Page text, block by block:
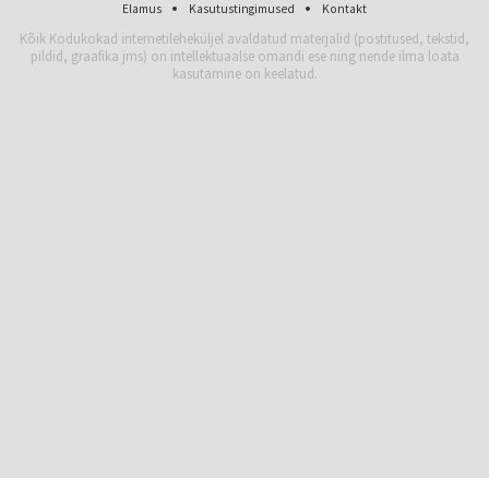
Elamus Kasutustingimused Kontakt
Kõik Kodukokad internetileheküljel avaldatud materjalid (postitused, tekstid,
pildid, graafika jms) on intellektuaalse omandi ese ning nende ilma loata
kasutamine on keelatud.